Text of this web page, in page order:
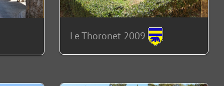
Le Thoronet 2009